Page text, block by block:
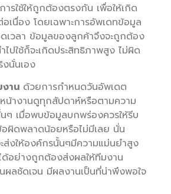
รใช้ให้ถูกต้องตรงกัน เพื่อให้เกิด
อเนื่อง โดยเฉพาะการอัพเดทข้อมูล
เวลา ข้อมูลของลูกค้าจึงจะถูกต้อง
ไปใช้ก็จะเกิดประสิทธิภาพสูง ไม่ผิด
นั่นเอง
าน ด้วยการกำหนดวันอัพเดต
น้างานดูทุกสัปดาห์หรือตามความ
ๆ เมื่อพบข้อมูลบกพร่องควรให้รีบ
ผิดพลาดน้อยหรือไม่มีเลย นั่น
งให้องค์กรนั้นๆมีความแม่นยำสูง
ด้อย่างถูกต้องส่งผลให้ทีมงาน
ผลชัดเจน มีผลงานเป็นที่น่าพึงพอใจ